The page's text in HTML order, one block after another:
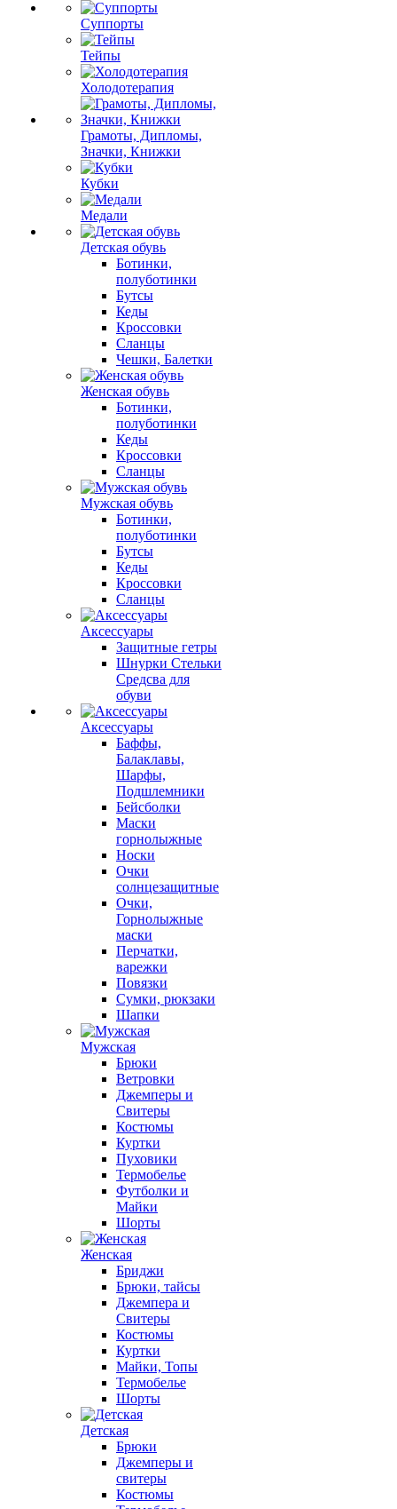
Суппорты
Тейпы
Холодотерапия
Грамоты, Дипломы,
Значки, Книжки
Кубки
Медали
Детская обувь
Ботинки,
полуботинки
Бутсы
Кеды
Кроссовки
Сланцы
Чешки, Балетки
Женская обувь
Ботинки,
полуботинки
Кеды
Кроссовки
Сланцы
Мужская обувь
Ботинки,
полуботинки
Бутсы
Кеды
Кроссовки
Сланцы
Аксессуары
Защитные гетры
Шнурки Стельки
Средсва для
обуви
Аксессуары
Баффы,
Балаклавы,
Шарфы,
Подшлемники
Бейсболки
Маски
горнолыжные
Носки
Очки
солнцезащитные
Очки,
Горнолыжные
маски
Перчатки,
варежки
Повязки
Сумки, рюкзаки
Шапки
Мужская
Брюки
Ветровки
Джемперы и
Свитеры
Костюмы
Куртки
Пуховики
Термобелье
Футболки и
Майки
Шорты
Женская
Бриджи
Брюки, тайсы
Джемпера и
Свитеры
Костюмы
Куртки
Майки, Топы
Термобелье
Шорты
Детская
Брюки
Джемперы и
свитеры
Костюмы